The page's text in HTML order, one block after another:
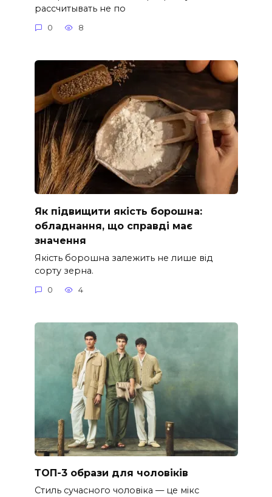
рассчитывать не по
0 8
Як підвищити якість борошна:
обладнання, що справді має
значення
Якість борошна залежить не лише від
сорту зерна.
0 4
ТОП-3 образи для чоловіків
Стиль сучасного чоловіка — це мікс